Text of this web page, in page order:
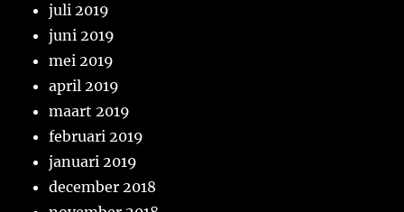
juli 2019
juni 2019
mei 2019
april 2019
maart 2019
februari 2019
januari 2019
december 2018